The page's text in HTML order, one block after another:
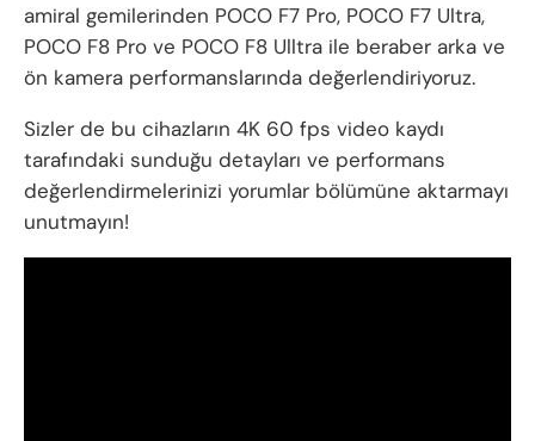
amiral gemilerinden POCO F7 Pro, POCO F7 Ultra,
POCO F8 Pro ve POCO F8 Ulltra ile beraber arka ve
ön kamera performanslarında değerlendiriyoruz.
Sizler de bu cihazların 4K 60 fps video kaydı
tarafındaki sunduğu detayları ve performans
değerlendirmelerinizi yorumlar bölümüne aktarmayı
unutmayın!